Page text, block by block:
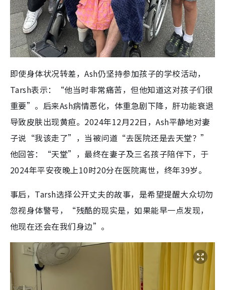
即使身体状况转差，Ash仍坚持参加孩子的学校活动，
Tarsh表示：“他当时非常痛苦，但他知道这对孩子们很
重要”。后来Ash病情恶化，体重急剧下降，肝功能衰退
导致皮肤出现黄疸。2024年12月22日，Ash平静地对妻
子说“我该走了”，当被问道“去医院还是去天堂？”
他回答：“天堂”，最终在妻子及三名孩子陪伴下，于
2024年平安夜晚上10时20分在医院离世，终年39岁。
事后，Tarsh选择公开丈夫的故事，是希望提醒大众切勿
忽视身体警号，“残酷的现实是，如果能早一点发现，
他现在还会在我们身边”。